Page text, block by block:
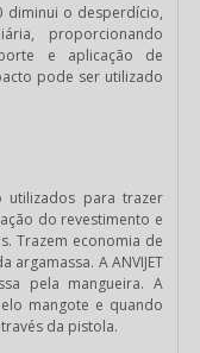
diminui o desperdício,
proporcionando
e aplicação de
pode ser utilizado
utilizados para trazer
do revestimento e
Trazem economia de
A ANVIJET
pela mangueira. A
mangote e quando
da pistola.